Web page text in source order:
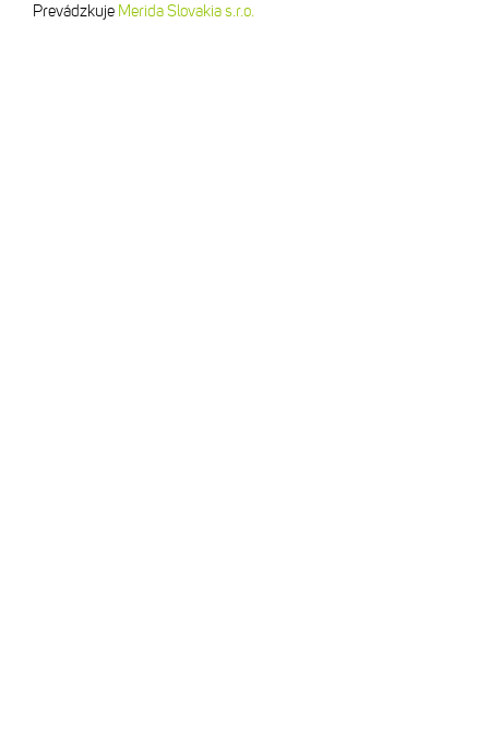
Prevádzkuje Merida Slovakia s.r.o.